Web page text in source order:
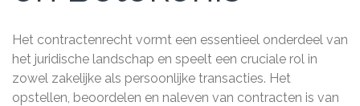
Het contractenrecht vormt een essentieel onderdeel van
het juridische landschap en speelt een cruciale rol in
zowel zakelijke als persoonlijke transacties. Het
opstellen, beoordelen en naleven van contracten is van